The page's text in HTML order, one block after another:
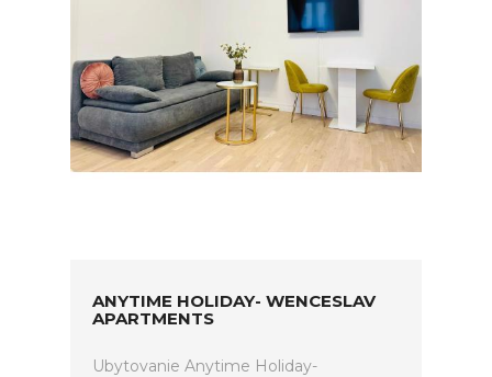
ANYTIME HOLIDAY- WENCESLAV
APARTMENTS
Ubytovanie Anytime Holiday-